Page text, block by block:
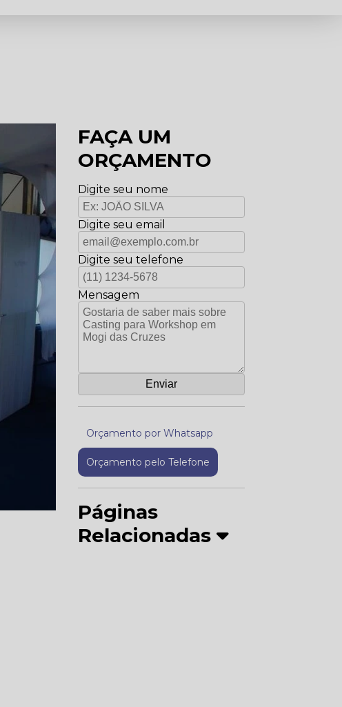
FAÇA UM
ORÇAMENTO
Digite seu nome
Digite seu email
Digite seu telefone
Mensagem
Orçamento por Whatsapp
Orçamento pelo Telefone
Páginas
Relacionadas